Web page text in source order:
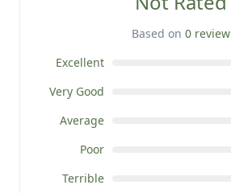
Based on 0 review
Excellent
Very Good
Average
Poor
Terrible